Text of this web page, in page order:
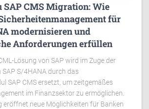
SAP CMS Migration: Wie
für
modernisieren und
Anforderungen erfüllen
Lösung von SAP wird im Zuge der
SAP S/4HANA durch das
SAP CMS ersetzt, um zeitgemäßes
im Finanzsektor zu ermöglichen.
eröffnet neue Möglichkeiten für Banken